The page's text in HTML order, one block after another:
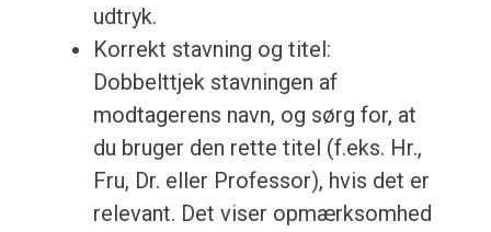
udtryk.
Korrekt stavning og titel:
Dobbelttjek stavningen af
modtagerens navn, og sørg for, at
du bruger den rette titel (f.eks. Hr.,
Fru, Dr. eller Professor), hvis det er
relevant. Det viser opmærksomhed